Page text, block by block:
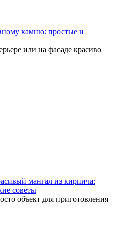
камню: простые и
или на фасаде красиво
мангал из кирпича:
советы
объект для приготовления